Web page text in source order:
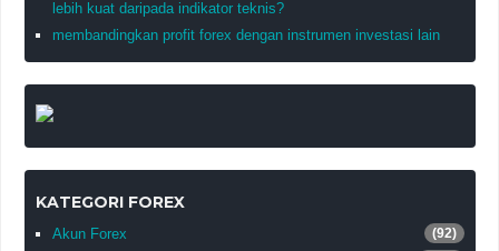
lebih kuat daripada indikator teknis?
membandingkan profit forex dengan instrumen investasi lain
KATEGORI FOREX
Akun Forex (92)